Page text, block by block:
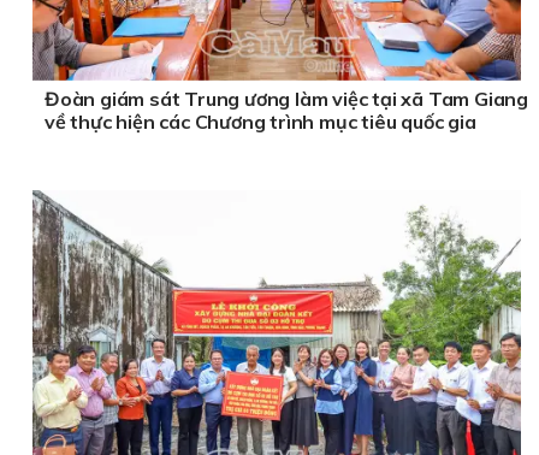
Đoàn giám sát Trung ương làm việc tại xã Tam Giang
về thực hiện các Chương trình mục tiêu quốc gia